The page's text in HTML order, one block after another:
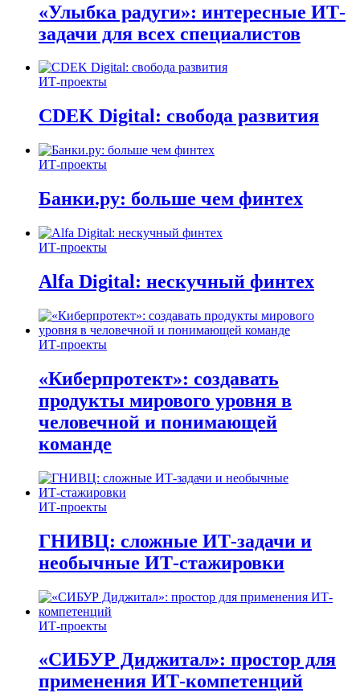
«Улыбка радуги»: интересные ИТ-
задачи для всех специалистов
ИТ-проекты
CDEK Digital: свобода развития
ИТ-проекты
Банки.ру: больше чем финтех
ИТ-проекты
Alfa Digital: нескучный финтех
ИТ-проекты
«Киберпротект»: создавать
продукты мирового уровня в
человечной и понимающей
команде
ИТ-проекты
ГНИВЦ: сложные ИТ‑задачи и
необычные ИТ‑стажировки
ИТ-проекты
«СИБУР Диджитал»: простор для
применения ИТ-компетенций